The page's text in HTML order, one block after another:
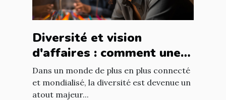
Diversité et vision
d'affaires : comment une
équipe diversifiée peut
stimuler l'innovation
Dans un monde de plus en plus connecté
et mondialisé, la diversité est devenue un
atout majeur...